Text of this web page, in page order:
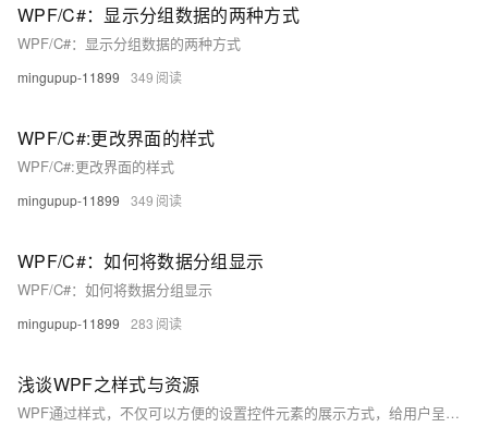
WPF/C#：显示分组数据的两种方式
WPF/C#：显示分组数据的两种方式
mingupup-11899 349
WPF/C#:更改界面的样式
WPF/C#:更改界面的样式
mingupup-11899 349
WPF/C#：如何将数据分组显示
WPF/C#：如何将数据分组显示
mingupup-11899 283
浅谈WPF之样式与资源
WPF通过样式，不仅可以方便的设置控件元素的展示方式，给用户呈现多样化的体验，还简化配置，避免重复设置元素的属性，以达到节约成本，提高工作效率的目的，样式也是资源的一种表现形式。本文以一个简单的小例子，简述如何设置WPF的样式以及资源的应用，仅供学习分享使用，如有不足之处，还请指正。